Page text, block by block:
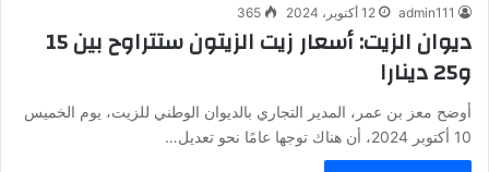
admin111 12 أكتوبر، 2024 365
ديوان الزيت: أسعار زيت الزيتون ستتراوح بين 15
و25 دينارا
أوضح معز بن عمر، المدير التجاري بالديوان الوطني للزيت، يوم الخميس
10 أكتوبر 2024، أن هناك توجها عامًا نحو تعديل…